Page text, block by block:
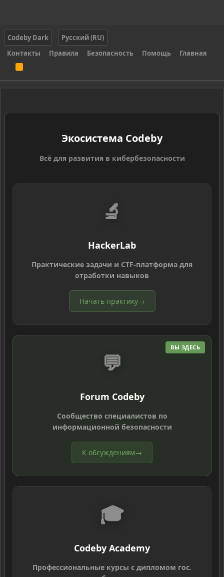
Codeby Dark
Русский (RU)
Контакты
Правила Безопасность Помощь Главная
S
Экосистема Codeby
Всё для развития в кибербезопасности
🔬
HackerLab
Практические задачи и CTF-платформа для
отработки навыков
Начать практику→
ВЫ ЗДЕСЬ
💬
Forum Codeby
Сообщество специалистов по
информационной безопасности
К обсуждениям→
🎓
Codeby Academy
Профессиональные курсы с дипломом гос.